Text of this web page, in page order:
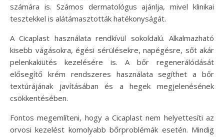
számára is. Számos dermatológus ajánlja, mivel klinikai
tesztekkel is alátámasztották hatékonyságát.
A Cicaplast használata rendkívül sokoldalú. Alkalmazható
kisebb vágásokra, égési sérülésekre, napégésre, sőt akár
pelenkakiütés kezelésére is. A bőr regenerálódását
elősegítő krém rendszeres használata segíthet a bőr
textúrájának javításában és a hegek megjelenésének
csökkentésében.
Fontos megemlíteni, hogy a Cicaplast nem helyettesíti az
orvosi kezelést komolyabb bőrproblémák esetén. Mindig